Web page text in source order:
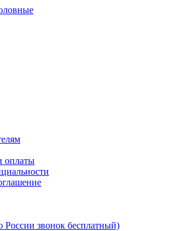
оплаты
России звонок бесплатный)